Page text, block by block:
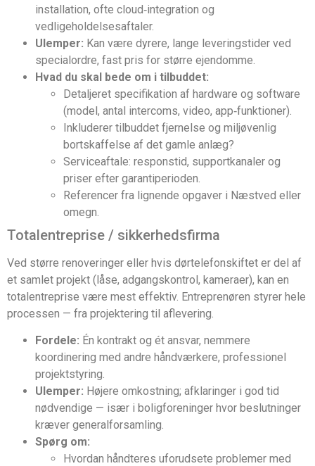
installation, ofte cloud‑integration og
vedligeholdelsesaftaler.
Ulemper: Kan være dyrere, lange leveringstider ved
specialordre, fast pris for større ejendomme.
Hvad du skal bede om i tilbuddet:
Detaljeret specifikation af hardware og software
(model, antal intercoms, video, app‑funktioner).
Inkluderer tilbuddet fjernelse og miljøvenlig
bortskaffelse af det gamle anlæg?
Serviceaftale: responstid, supportkanaler og
priser efter garantiperioden.
Referencer fra lignende opgaver i Næstved eller
omegn.
Totalentreprise / sikkerhedsfirma
Ved større renoveringer eller hvis dørtelefonskiftet er del af
et samlet projekt (låse, adgangskontrol, kameraer), kan en
totalentreprise være mest effektiv. Entreprenøren styrer hele
processen — fra projektering til aflevering.
Fordele: Én kontrakt og ét ansvar, nemmere
koordinering med andre håndværkere, professionel
projektstyring.
Ulemper: Højere omkostning; afklaringer i god tid
nødvendige — især i boligforeninger hvor beslutninger
kræver generalforsamling.
Spørg om:
Hvordan håndteres uforudsete problemer med